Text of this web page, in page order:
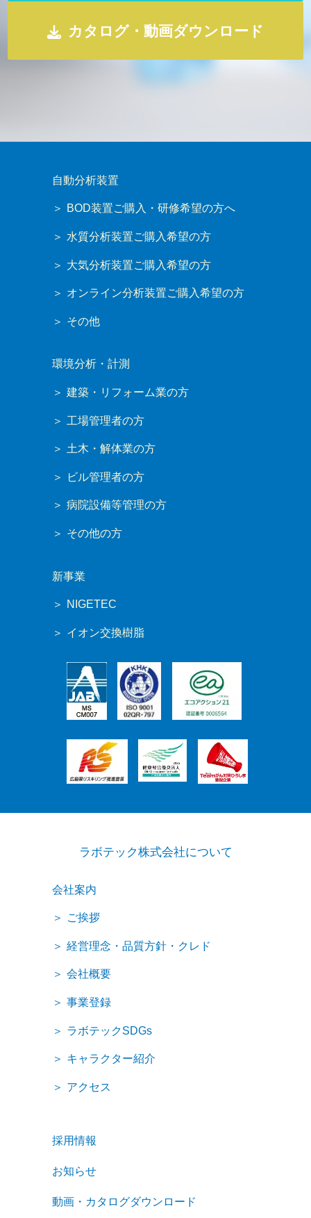
カタログ・動画ダウンロード
自動分析装置
BOD装置ご購入・研修希望の方へ
水質分析装置ご購入希望の方
大気分析装置ご購入希望の方
オンライン分析装置ご購入希望の方
その他
環境分析・計測
建築・リフォーム業の方
工場管理者の方
土木・解体業の方
ビル管理者の方
病院設備等管理の方
その他の方
新事業
NIGETEC
イオン交換樹脂
ラボテック株式会社について
会社案内
ご挨拶
経営理念・品質方針・クレド
会社概要
事業登録
ラボテックSDGs
キャラクター紹介
アクセス
採用情報
お知らせ
動画・カタログダウンロード